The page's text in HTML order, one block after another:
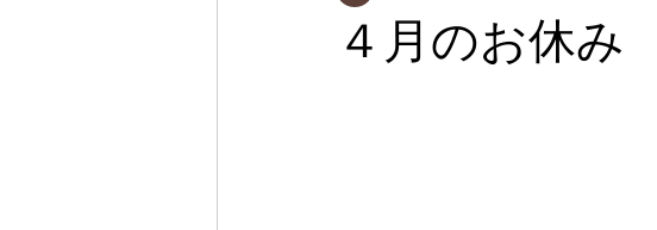
４月のお休み